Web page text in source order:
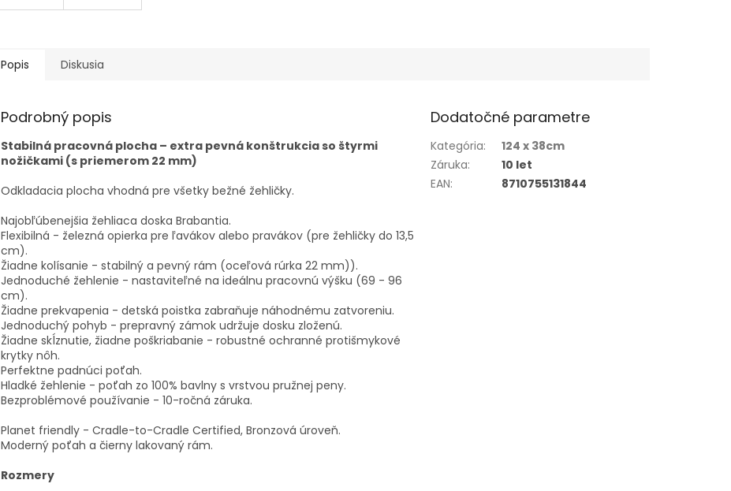
M
O
Popis Diskusia
Podrobný popis
Stabilná pracovná plocha – extra pevná konštrukcia so štyrmi
nožičkami (s priemerom 22 mm)
Odkladacia plocha vhodná pre všetky bežné žehličky.
Najobľúbenejšia žehliaca doska Brabantia.
Flexibilná - železná opierka pre ľavákov alebo pravákov (pre žehličky do 13,5
cm).
Žiadne kolísanie - stabilný a pevný rám (oceľová rúrka 22 mm)).
Jednoduché žehlenie - nastaviteľné na ideálnu pracovnú výšku (69 - 96
cm).
Žiadne prekvapenia - detská poistka zabraňuje náhodnému zatvoreniu.
Jednoduchý pohyb - prepravný zámok udržuje dosku zloženú.
Žiadne skĺznutie, žiadne poškriabanie - robustné ochranné protišmykové
krytky nôh.
Perfektne padnúci poťah.
Hladké žehlenie - poťah zo 100% bavlny s vrstvou pružnej peny.
Bezproblémové používanie - 10-ročná záruka.
Planet friendly - Cradle-to-Cradle Certified, Bronzová úroveň.
Moderný poťah a čierny lakovaný rám.
Rozmery
Dodatočné parametre
Kategória:
124 x 38cm
Záruka:
10 let
EAN: 8710755131844